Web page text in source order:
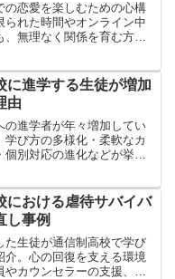
の恋愛を楽しむための心構
られた時間やオンライン中
、無理なく関係を育む方法
に進学する生徒が増加
由
の進学者が年々増加してい
学び方の多様化・柔軟なカ
個別対応の進化などが挙げ
における虐待サバイバ
し事例
た生徒が通信制高校で学び
介。心の回復を支える環境
カウンセラーの支援、安